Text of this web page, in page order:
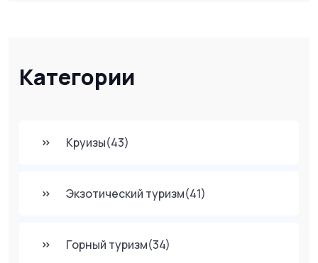
Категории
Круизы(43)
Экзотический туризм(41)
Горный туризм(34)